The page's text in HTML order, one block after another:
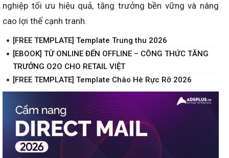
nghiệp tối ưu hiệu quả, tăng trưởng bền vững và nâng
cao lợi thế cạnh tranh.
[FREE TEMPLATE] Template Trung thu 2026
[EBOOK] TỪ ONLINE ĐẾN OFFLINE – CÔNG THỨC TĂNG
TRƯỞNG O2O CHO RETAIL VIỆT
[FREE TEMPLATE] Template Chào Hè Rực Rỡ 2026